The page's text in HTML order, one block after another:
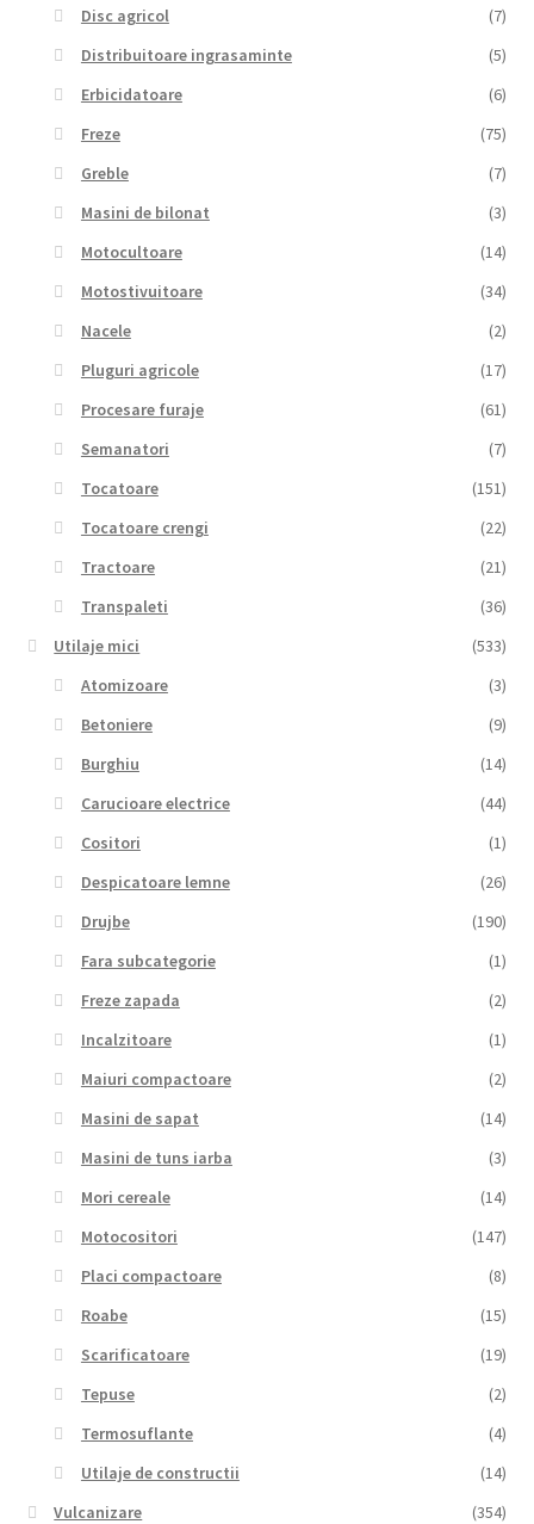
Disc agricol
(7)
Distribuitoare ingrasaminte
(5)
Erbicidatoare
(6)
Freze
(75)
Greble
(7)
Masini de bilonat
(3)
Motocultoare
(14)
Motostivuitoare
(34)
Nacele
(2)
Pluguri agricole
(17)
Procesare furaje
(61)
Semanatori
(7)
Tocatoare
(151)
Tocatoare crengi
(22)
Tractoare
(21)
Transpaleti
(36)
Utilaje mici
(533)
Atomizoare
(3)
Betoniere
(9)
Burghiu
(14)
Carucioare electrice
(44)
Cositori
(1)
Despicatoare lemne
(26)
Drujbe
(190)
Fara subcategorie
(1)
Freze zapada
(2)
Incalzitoare
(1)
Maiuri compactoare
(2)
Masini de sapat
(14)
Masini de tuns iarba
(3)
Mori cereale
(14)
Motocositori
(147)
Placi compactoare
(8)
Roabe
(15)
Scarificatoare
(19)
Tepuse
(2)
Termosuflante
(4)
Utilaje de constructii
(14)
Vulcanizare
(354)